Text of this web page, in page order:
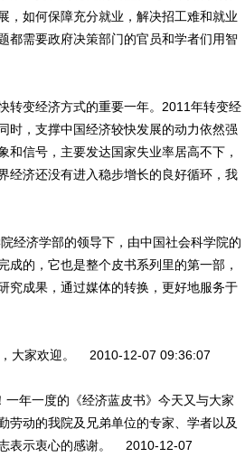
，如何保障充分就业，解决招工难和就业
都需要政府决策部门的官员和学者们用智
转变经济方式的重要一年。2011年转变经
时，支撑中国经济较快发展的动力依然强
信号，主要发达国家失业率居高不下，
经济还没有进入稳步增长的良好循环，我
经济学部的领导下，由中国社会科学院的
的，它也是整个皮书系列里的第一部，
究成果，通过媒体的转换，更好地服务于
大家欢迎。 2010-12-07 09:36:07
年一度的《经济蓝皮书》今天又与大家
劳动的我院及兄弟单位的专家、学者以及
表示衷心的感谢。 2010-12-07